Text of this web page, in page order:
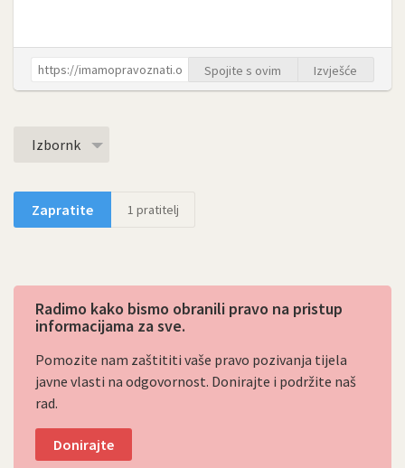
Spojite s ovim Izvješće
Izbornk
Zapratite 1 pratitelj
Radimo kako bismo obranili pravo na pristup
informacijama za sve.
Pomozite nam zaštititi vaše pravo pozivanja tijela
javne vlasti na odgovornost. Donirajte i podržite naš
rad.
Donirajte